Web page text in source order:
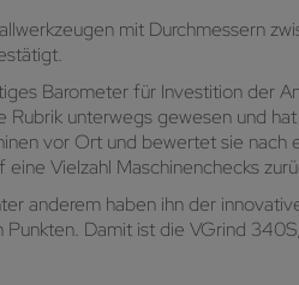
mit Durchmessern
Barometer für Investition der
unterwegs gewesen und
vor Ort und bewertet sie
Vielzahl Maschinenchecks
anderem haben ihn der
Damit ist die VGrind